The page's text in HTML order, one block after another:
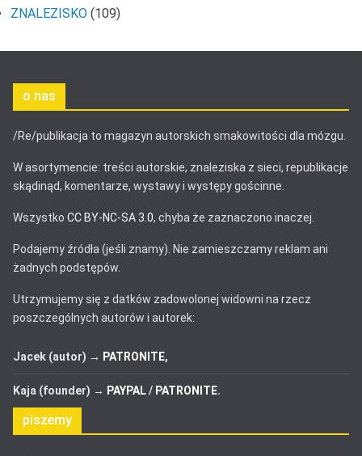
ZNALEZISKO (109)
o nas
/Re/publikacja to magazyn autorskich smakowitości dla mózgu.
W asortymencie: treści autorskie, znaleziska z sieci, republikacje
skądinąd, komentarze, wystawy i występy gościnne.
Wszystko CC BY-NC-SA 3.0, chyba że zaznaczono inaczej.
Podajemy źródła (jeśli znamy). Nie zamieszczamy reklam ani
żadnych podstępów.
Utrzymujemy się z datków zadowolonej widowni na rzecz
poszczególnych autorów i autorek:
Jacek (autor) → PATRONITE,
Kaja (founder) → PAYPAL/ PATRONITE.
piszemy